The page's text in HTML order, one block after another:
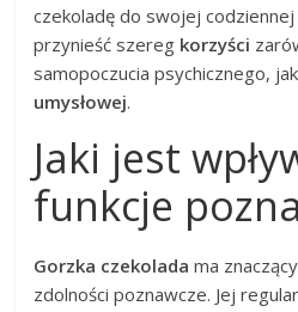
czekoladę do swojej
przynieść szereg korzyści
samopoczucia psychicznego,
umysłowej.
Jaki jest
funkcje
Gorzka czekolada ma
zdolności poznawcze. Jej